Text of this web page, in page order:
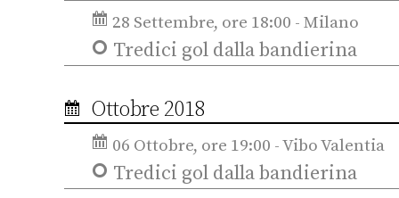
28 Settembre, ore 18:00 - Milano
Tredici gol dalla bandierina
Ottobre 2018
06 Ottobre, ore 19:00 - Vibo Valentia
Tredici gol dalla bandierina